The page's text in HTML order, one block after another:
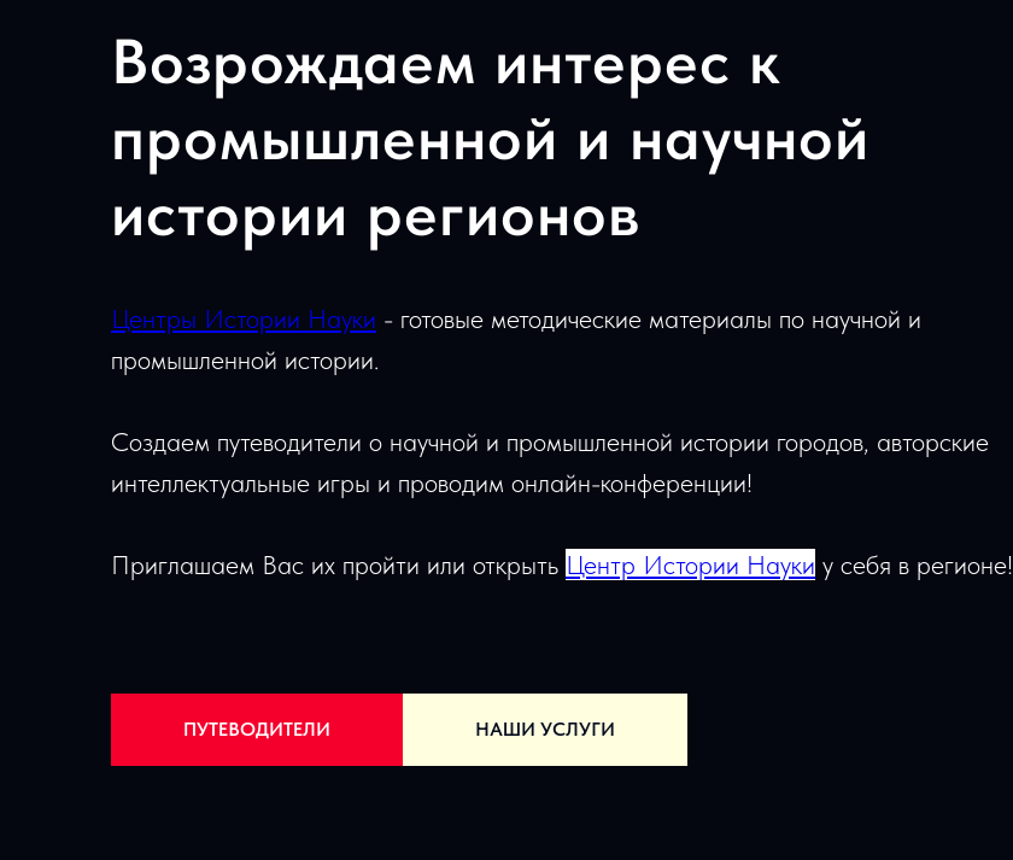
Возрождаем интерес к
промышленной и научной
истории регионов
Центры Истории Науки - готовые методические материалы по научной и
промышленной истории.
Создаем путеводители о научной и промышленной истории городов, авторские
интеллектуальные игры и проводим онлайн-конференции!
Приглашаем Вас их пройти или открыть Центр Истории Науки у себя в регионе!
ПУТЕВОДИТЕЛИ НАШИ УСЛУГИ